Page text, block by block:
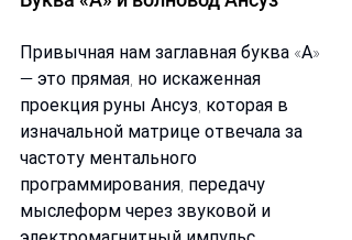
Привычная нам заглавная буква «А»
— это прямая, но искаженная
проекция руны Ансуз, которая в
изначальной матрице отвечала за
частоту ментального
программирования, передачу
мыслеформ через звуковой и